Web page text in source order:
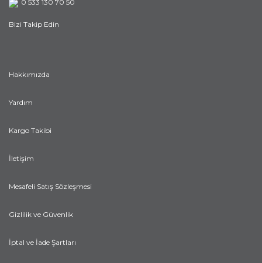
0 533 130 70 50
Bizi Takip Edin
Hakkımızda
Yardım
Kargo Takibi
İletişim
Mesafeli Satış Sözleşmesi
Gizlilik ve Güvenlik
İptal ve İade Şartları